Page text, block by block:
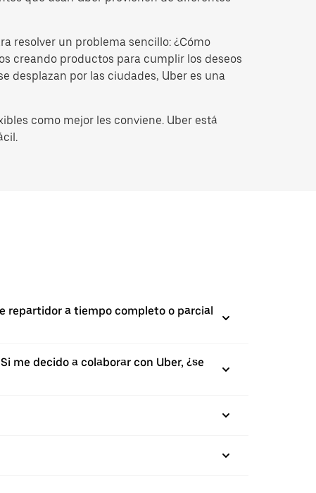
resolver un problema sencillo: ¿Cómo
creando productos para cumplir los deseos
desplazan por las ciudades, Uber es una
como mejor les conviene. Uber está
repartidor a tiempo completo o parcial
me decido a colaborar con Uber, ¿se